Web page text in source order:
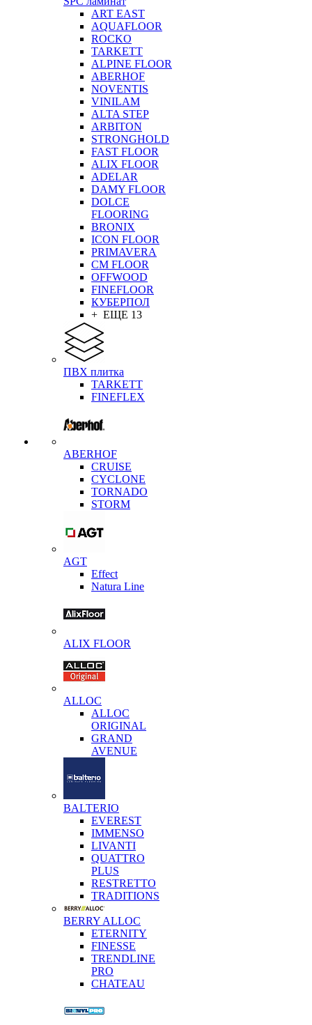
ART EAST
AQUAFLOOR
ROCKO
TARKETT
ALPINE FLOOR
ABERHOF
NOVENTIS
VINILAM
ALTA STEP
ARBITON
STRONGHOLD
FAST FLOOR
ALIX FLOOR
ADELAR
DAMY FLOOR
DOLCE
FLOORING
BRONIX
ICON FLOOR
PRIMAVERA
CM FLOOR
OFFWOOD
FINEFLOOR
КУБЕРПОЛ
+ ЕЩЕ 13
ПВХ плитка
TARKETT
FINEFLEX
ABERHOF
CRUISE
CYCLONE
TORNADO
STORM
AGT
Effect
Natura Line
ALIX FLOOR
ALLOC
ALLOC
ORIGINAL
GRAND
AVENUE
BALTERIO
EVEREST
IMMENSO
LIVANTI
QUATTRO
PLUS
RESTRETTO
TRADITIONS
BERRY ALLOC
ETERNITY
FINESSE
TRENDLINE
PRO
CHATEAU